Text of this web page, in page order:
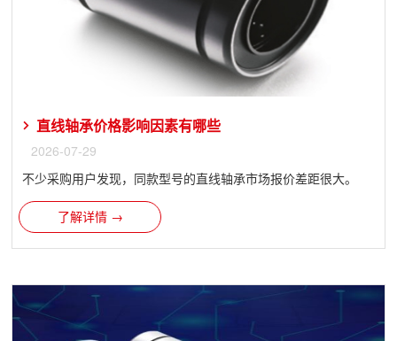
直线轴承价格影响因素有哪些
2026-07-29
不少采购用户发现，同款型号的直线轴承市场报价差距很大。
了解详情 →